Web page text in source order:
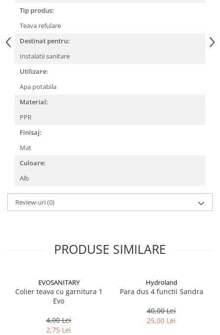
Lustre si pendule
Spoturi
Accesorii corpuri de iluminat
Lampi de veghe copii
Proiectoare
Veioze si lampi
CRACIUN
Accesorii decorative
Caciuli
Figurine si decoratiuni Craciun
Globuri
Instalatii de Craciun
Suporturi lumanari
Maturi, Mopuri si galeti
Saci gunoi
Servetele umede
Solutii universale
Tip produs:
Teava refulare
Destinat pentru:
Instalatii sanitare
Utilizare:
Apa potabila
Material:
PPR
Finisaj:
Mat
Culoare:
Alb
Review-uri(0)
PRODUSE SIMILARE
EVOSANITARY
Colier teava cu garnitura 1
Evo
4,00 Lei
2,75 Lei
Hydroland
Para dus 4 functii Sandra
40,00 Lei
25,00 Lei